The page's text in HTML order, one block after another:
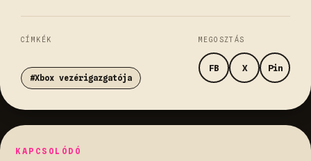
CÍMKÉK
#Xbox vezérigazgatója
MEGOSZTÁS
FB X Pin
KAPCSOLÓDÓ